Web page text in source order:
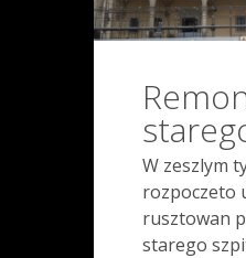
W zeszlym
rozpoczeto
rusztowan
starego